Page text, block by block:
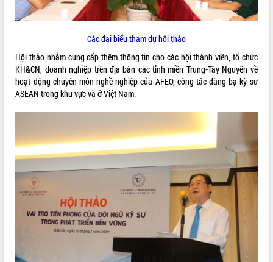
Loading the player...
Khám bệnh, cấp phát thuốc miễn phí
và tặng quà người dân xã Cư Pui
Các đại biểu tham dự hội thảo
Hội thảo nhằm cung cấp thêm thông tin cho các hội thành viên, tổ chức
KH&CN, doanh nghiệp trên địa bàn các tỉnh miền Trung-Tây Nguyên về
hoạt động chuyên môn nghề nghiệp của AFEO, công tác đăng bạ kỹ sư
ASEAN trong khu vực và ở Việt Nam.